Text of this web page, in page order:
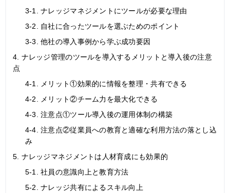
3-1. ナレッジマネジメントにツールが必要な理由
3-2. 自社に合ったツールを選ぶためのポイント
3-3. 他社の導入事例から学ぶ成功要因
4. ナレッジ管理のツールを導入するメリットと導入後の注意
点
4-1. メリット①効果的に情報を整理・共有できる
4-2. メリット②チーム力を最大化できる
4-3. 注意点①ツール導入後の運用体制の構築
4-4. 注意点②従業員への教育と適確な利用方法の落とし込
み
5. ナレッジマネジメントは人材育成にも効果的
5-1. 社員の意識向上と教育方法
5-2. ナレッジ共有によるスキル向上